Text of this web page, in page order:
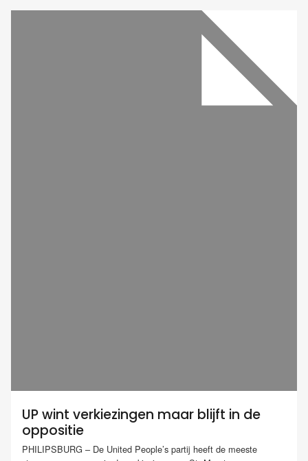
UP wint verkiezingen maar blijft in de
oppositie
PHILIPSBURG – De United People’s partij heeft de meeste